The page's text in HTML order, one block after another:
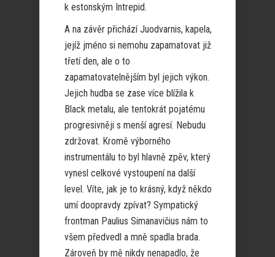
k estonským Intrepid.
A na závěr přichází Juodvarnis, kapela,
jejíž jméno si nemohu zapamatovat již
třetí den, ale o to
zapamatovatelnějším byl jejich výkon.
Jejich hudba se zase více blížila k
Black metalu, ale tentokrát pojatému
progresivněji s menší agresí. Nebudu
zdržovat. Kromě výborného
instrumentálu to byl hlavně zpěv, který
vynesl celkové vystoupení na další
level. Víte, jak je to krásný, když někdo
umí doopravdy zpívat? Sympatický
frontman Paulius Simanavičius nám to
všem předvedl a mně spadla brada.
Zároveň by mě nikdy nenapadlo, že